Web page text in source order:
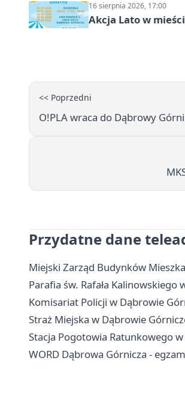
16 sierpnia 2026, 17:00
Akcja Lato w
<< Poprzedni
O!PLA wraca do Dąbrowy
Przydatne dane
Miejski Zarząd Budynków
Parafia św. Rafała
Komisariat Policji w Dąbrowie
Straż Miejska w Dąbrowie
Stacja Pogotowia Ratunkowego
WORD Dąbrowa Górnicza -